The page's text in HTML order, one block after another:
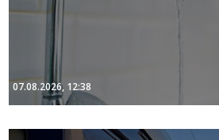
07.08.2026, 12:38